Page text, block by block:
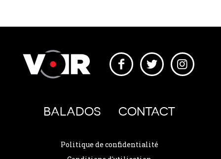
BALADOS CONTACT
Politique de confidentialité